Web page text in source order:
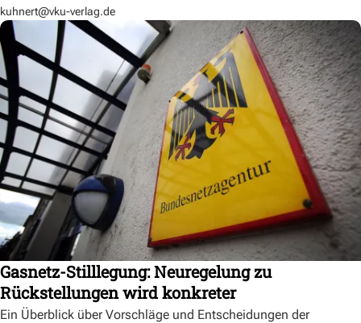
kuhnert@vku-verlag.de
Gasnetz-Stilllegung: Neuregelung zu
Rückstellungen wird konkreter
Ein Überblick über Vorschläge und Entscheidungen der